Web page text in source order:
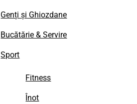
Genți și Ghiozdane
Bucătărie & Servire
Sport
Fitness
Înot